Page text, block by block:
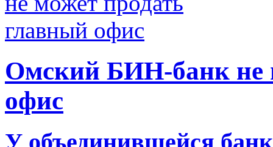
Омский БИН-банк не
офис